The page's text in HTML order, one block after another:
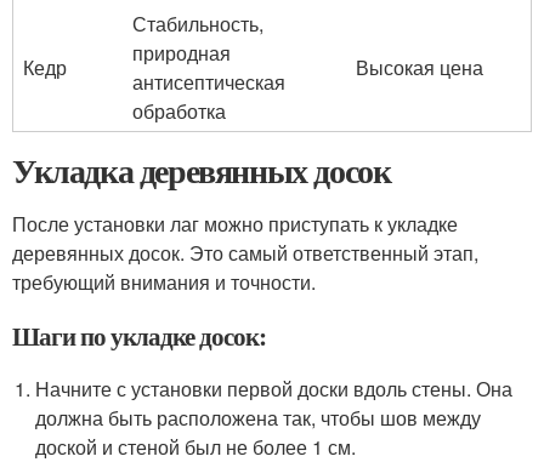
Кедр
Стабильность,
природная
антисептическая
обработка
Высокая цена
Укладка деревянных досок
После установки лаг можно приступать к укладке
деревянных досок. Это самый ответственный этап,
требующий внимания и точности.
Шаги по укладке досок:
Начните с установки первой доски вдоль стены. Она
должна быть расположена так, чтобы шов между
доской и стеной был не более 1 см.